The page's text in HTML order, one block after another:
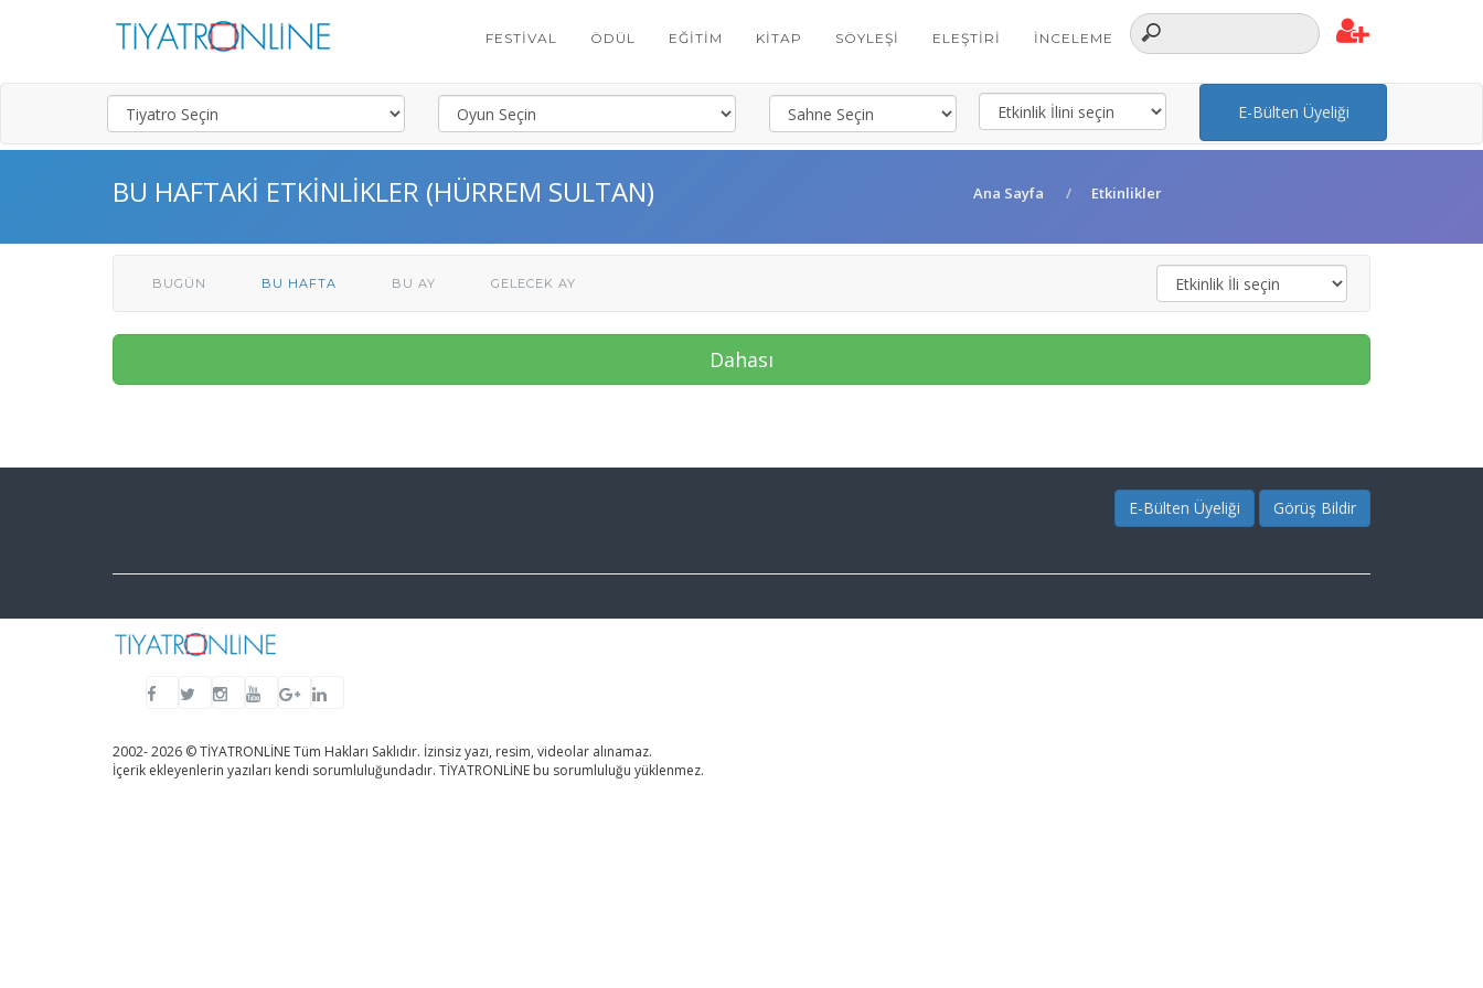
FESTIVAL ÖDÜL EĞITIM KITAP SÖYLEŞI ELEŞTIRI İNCELEME
E-Bülten Üyeliği
BU HAFTAKI ETKINLIKLER (HÜRREM SULTAN) Ana Sayfa Etkinlikler
BUGÜN BU HAFTA BU AY GELECEK AY
Dahası
E-Bülten Üyeliği Görüş Bildir
2002- 2026 © TİYATRONLİNE Tüm Hakları Saklıdır. İzinsiz yazı, resim, videolar alınamaz.
İçerik ekleyenlerin yazıları kendi sorumluluğundadır. TİYATRONLİNE bu sorumluluğu yüklenmez.